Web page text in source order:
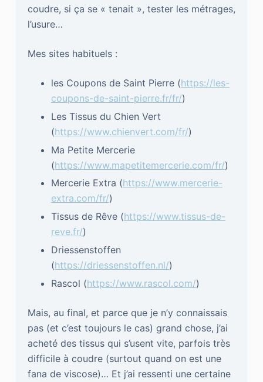
coudre, si ça se « tenait », tester les métrages,
l’usure…
Mes sites habituels :
les Coupons de Saint Pierre (https://les-
coupons-de-saint-pierre.fr/fr/)
Les Tissus du Chien Vert
(https://www.chienvert.com/fr/)
Ma Petite Mercerie
(https://www.mapetitemercerie.com/fr/)
Mercerie Extra (https://www.mercerie-
extra.com/fr/)
Tissus de Rêve (https://www.tissus-de-
reve.fr/)
Driessenstoffen
(https://driessenstoffen.nl/)
Rascol (https://www.rascol.com/)
Mais, au final, et parce que je n’y connaissais
pas (et c’est toujours le cas) grand chose, j’ai
acheté des tissus qui s’usent vite, parfois très
difficile à coudre (surtout quand on est une
fana de viscose)… Et j’ai ressenti une certaine